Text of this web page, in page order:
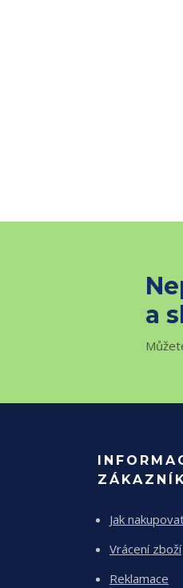
a
Jak
Vrácení zboží
Reklamace